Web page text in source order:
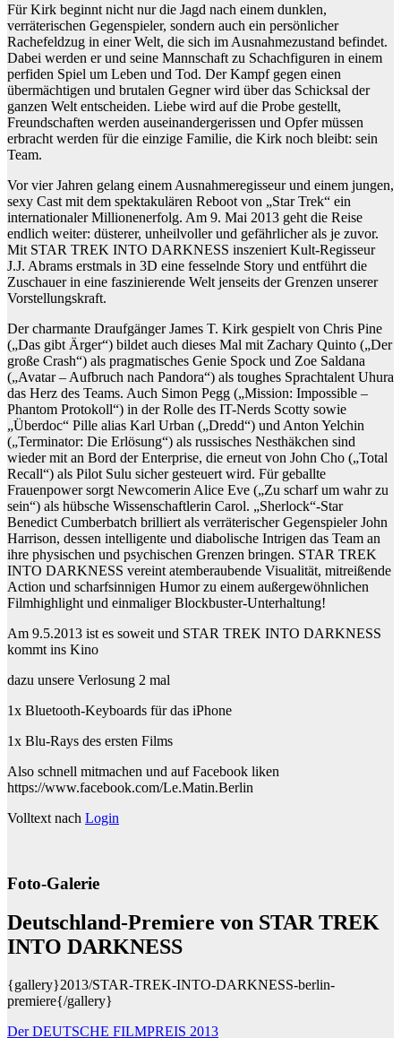
Für Kirk beginnt nicht nur die Jagd nach einem dunklen,
verräterischen Gegenspieler, sondern auch ein persönlicher
Rachefeldzug in einer Welt, die sich im Ausnahmezustand befindet.
Dabei werden er und seine Mannschaft zu Schachfiguren in einem
perfiden Spiel um Leben und Tod. Der Kampf gegen einen
übermächtigen und brutalen Gegner wird über das Schicksal der
ganzen Welt entscheiden. Liebe wird auf die Probe gestellt,
Freundschaften werden auseinandergerissen und Opfer müssen
erbracht werden für die einzige Familie, die Kirk noch bleibt: sein
Team.
Vor vier Jahren gelang einem Ausnahmeregisseur und einem jungen,
sexy Cast mit dem spektakulären Reboot von „Star Trek“ ein
internationaler Millionenerfolg. Am 9. Mai 2013 geht die Reise
endlich weiter: düsterer, unheilvoller und gefährlicher als je zuvor.
Mit STAR TREK INTO DARKNESS inszeniert Kult-Regisseur
J.J. Abrams erstmals in 3D eine fesselnde Story und entführt die
Zuschauer in eine faszinierende Welt jenseits der Grenzen unserer
Vorstellungskraft.
Der charmante Draufgänger James T. Kirk gespielt von Chris Pine
(„Das gibt Ärger“) bildet auch dieses Mal mit Zachary Quinto („Der
große Crash“) als pragmatisches Genie Spock und Zoe Saldana
(„Avatar – Aufbruch nach Pandora“) als toughes Sprachtalent Uhura
das Herz des Teams. Auch Simon Pegg („Mission: Impossible –
Phantom Protokoll“) in der Rolle des IT-Nerds Scotty sowie
„Überdoc“ Pille alias Karl Urban („Dredd“) und Anton Yelchin
(„Terminator: Die Erlösung“) als russisches Nesthäkchen sind
wieder mit an Bord der Enterprise, die erneut von John Cho („Total
Recall“) als Pilot Sulu sicher gesteuert wird. Für geballte
Frauenpower sorgt Newcomerin Alice Eve („Zu scharf um wahr zu
sein“) als hübsche Wissenschaftlerin Carol. „Sherlock“-Star
Benedict Cumberbatch brilliert als verräterischer Gegenspieler John
Harrison, dessen intelligente und diabolische Intrigen das Team an
ihre physischen und psychischen Grenzen bringen. STAR TREK
INTO DARKNESS vereint atemberaubende Visualität, mitreißende
Action und scharfsinnigen Humor zu einem außergewöhnlichen
Filmhighlight und einmaliger Blockbuster-Unterhaltung!
Am 9.5.2013 ist es soweit und STAR TREK INTO DARKNESS
kommt ins Kino
dazu unsere Verlosung 2 mal
1x Bluetooth-Keyboards für das iPhone
1x Blu-Rays des ersten Films
Also schnell mitmachen und auf Facebook liken
https://www.facebook.com/Le.Matin.Berlin
Volltext nach Login
Foto-Galerie
Deutschland-Premiere von STAR TREK
INTO DARKNESS
{gallery}2013/STAR-TREK-INTO-DARKNESS-berlin-
premiere{/gallery}
Der DEUTSCHE FILMPREIS 2013